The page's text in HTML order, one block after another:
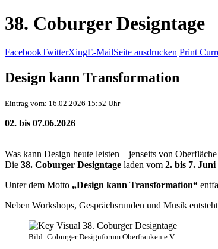
38. Coburger Designtage
FacebookTwitterXingE-MailSeite ausdrucken Print
Design kann Transformation
Eintrag vom: 16.02.2026 15:52 Uhr
02. bis 07.06.2026
Was kann Design heute leisten – jenseits von
Die 38. Coburger Designtage laden vom 2. bis 7. Juni
Unter dem Motto „Design kann Transformation“
Neben Workshops, Gesprächsrunden und Musik
Bild: Coburger Designforum Oberfranken e.V.